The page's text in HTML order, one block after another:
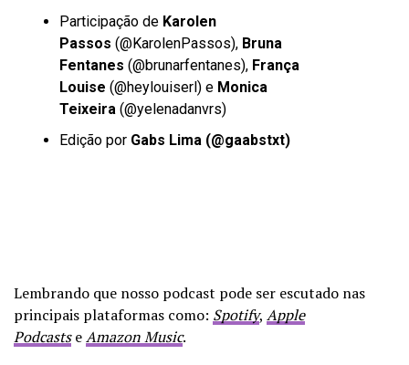
Participação de Karolen
Passos (@KarolenPassos), Bruna
Fentanes (@brunarfentanes), França
Louise (@heylouiserl) e Monica
Teixeira (@yelenadanvrs)
Edição por Gabs Lima (@gaabstxt)
Lembrando que nosso podcast pode ser escutado nas
principais plataformas como: Spotify, Apple
PodcastseAmazon Music.